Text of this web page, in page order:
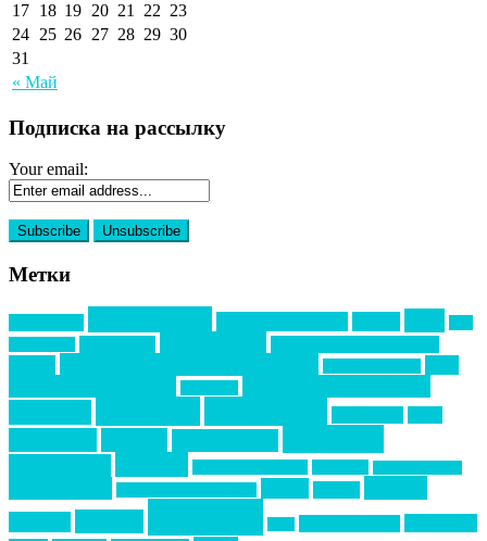
« Май
17 18 19 20 21 22 23
24 25 26 27 28 29 30
31
Подписка на рассылку
Your email:
Метки